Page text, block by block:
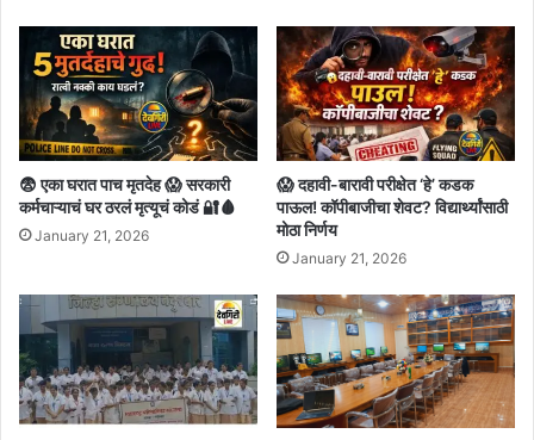
😨 एका घरात पाच मृतदेह 😱 सरकारी
कर्मचाऱ्याचं घर ठरलं मृत्यूचं कोडं 🔐🩸
January 21, 2026
😱 दहावी-बारावी परीक्षेत ‘हे’ कडक
पाऊल! कॉपीबाजीचा शेवट? विद्यार्थ्यांसाठी
मोठा निर्णय
January 21, 2026